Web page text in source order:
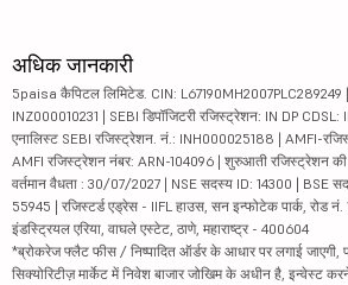
अधिक जानकारी
5paisa कैपिटल लिमिटेड. CIN: L67190MH2007PLC289249
INZ000010231 | SEBI डिपॉजिटरी रजिस्ट्रेशन: IN DP CDSL:
एनालिस्ट SEBI रजिस्ट्रेशन. नं.: INH000025188 | AMFI-
AMFI रजिस्ट्रेशन नंबर: ARN-104096 | शुरुआती रजिस्ट्रेशन
वर्तमान वैधता : 30/07/2027 | NSE सदस्य ID: 14300 | BSE
55945 | रजिस्टर्ड एड्रेस - IIFL हाउस, सन इन्फोटेक पार्क, रोड
इंडस्ट्रियल एरिया, वाघले एस्टेट, ठाणे, महाराष्ट्र - 400604
*ब्रोकरेज फ्लैट फीस / निष्पादित ऑर्डर के आधार पर लगाई जाएगी,
सिक्योरिटीज़ मार्केट में निवेश बाजार जोखिम के अधीन है, इन्वेस्ट